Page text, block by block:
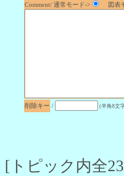
Comment/ 通常モード->
図表
削除キー / (半角8文
[トピック内全